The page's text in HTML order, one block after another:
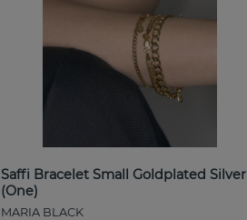
Saffi Bracelet Small Goldplated Silver
(One)
MARIA BLACK